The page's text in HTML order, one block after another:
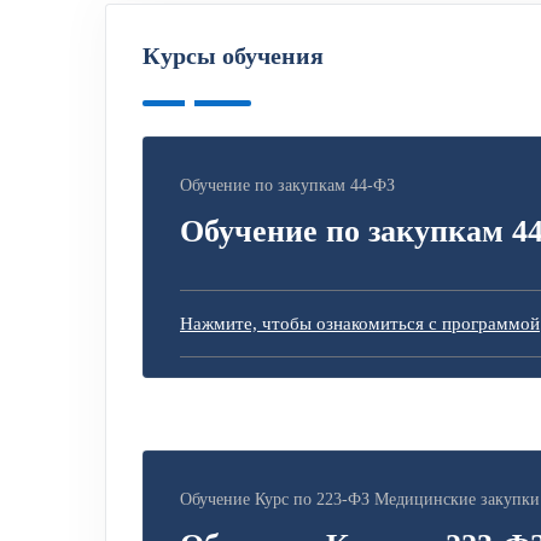
Курсы обучения
Обучение по закупкам 44-ФЗ
Обучение по закупкам
Нажмите, чтобы ознакомиться с программой
Обучение Курс по 223-ФЗ Медицинские закупки